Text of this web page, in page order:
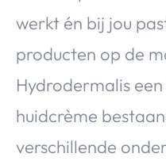
werkt én bij jou
producten op de
Hydrodermalis
huidcrème
verschillende